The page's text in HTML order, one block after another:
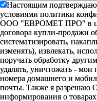
Настоящим
условиями политики
ООО "ЕВРОМЕТ ПРО" в
договора купли-продажи
систематизировать,
изменять), извлекать,
поручать обработку
удалять, уничтожать -
номера домашнего и
почты. Также я
информирования о